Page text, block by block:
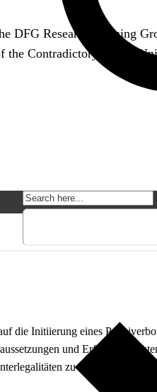
DFG Research Training
Contradictory" at the
die Initiierung eines
und
zu verzerren und